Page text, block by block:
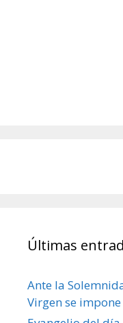
Últimas
Ante la
Virgen se